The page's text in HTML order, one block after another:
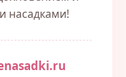
насадками!